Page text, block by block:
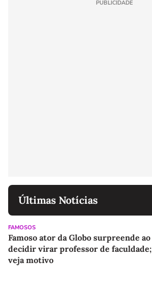
PUBLICIDADE
Últimas Notícias
FAMOSOS
Famoso ator da Globo surpreende ao
decidir virar professor de faculdade;
veja motivo